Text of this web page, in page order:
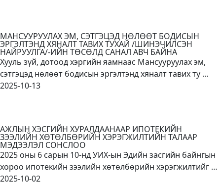
МАНСУУРУУЛАХ ЭМ, СЭТГЭЦЭД НӨЛӨӨТ БОДИСЫН
ЭРГЭЛТЭНД ХЯНАЛТ ТАВИХ ТУХАЙ /ШИНЭЧИЛСЭН
НАЙРУУЛГА/-ИЙН ТӨСӨЛД САНАЛ АВЧ БАЙНА
Хууль зүй, дотоод хэргийн яамнаас Мансууруулах эм,
сэтгэцэд нөлөөт бодисын эргэлтэнд хяналт тавих ту …
2025-10-13
АЖЛЫН ХЭСГИЙН ХУРАЛДААНААР ИПОТЕКИЙН
ЗЭЭЛИЙН ХӨТӨЛБӨРИЙН ХЭРЭГЖИЛТИЙН ТАЛААР
МЭДЭЭЛЭЛ СОНСЛОО
2025 оны 6 сарын 10-нд УИХ-ын Эдийн засгийн байнгын
хороо ипотекийн зээлийн хөтөлбөрийн хэрэгжилтийг …
2025-10-02